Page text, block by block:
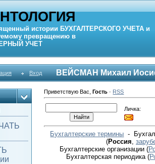
истории БУХГАЛТЕРСКОГО УЧЕТА и
превращению в
УЧЕТ
Вход ВЕЙСМАН Михаил
Приветствую Вас ,Гость · RSS
Личка:
Бухгалтерские термины -
(Россия
Бухгалтерские организации (
Бухгалтерская периодика(